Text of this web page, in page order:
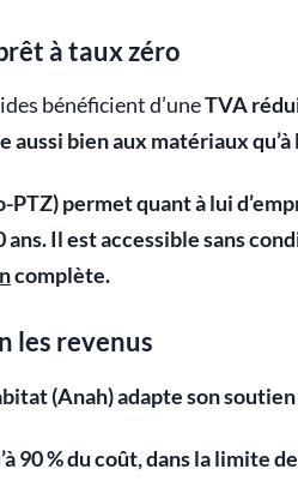
à taux zéro
bénéficient d’uneTVA
aussi bien aux matériaux
PTZ) permet quant à lui
ans. Il est accessible sans
complète.
les revenus
(Anah)adapte son
90 % du coût, dans la limite